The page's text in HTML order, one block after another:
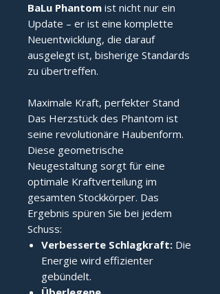
BaLu Phantom ist nicht nur ein
Update – er ist eine komplette
Neuentwicklung, die darauf
ausgelegt ist, bisherige Standards
zu übertreffen.
Maximale Kraft, perfekter Stand
Das Herzstück des Phantom ist
seine revolutionäre Haubenform.
Diese geometrische
Neugestaltung sorgt für eine
optimale Kraftverteilung im
gesamten Stockkörper. Das
Ergebnis spüren Sie bei jedem
Schuss:
Verbesserte Schlagkraft: Die
Energie wird effizienter
gebündelt.